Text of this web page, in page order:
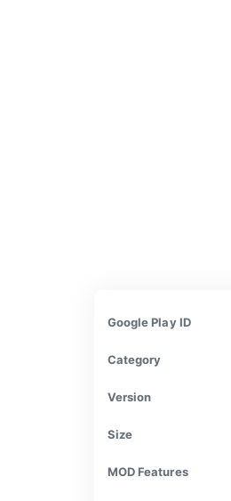
Google Play ID
Category
Version
Size
MOD Features